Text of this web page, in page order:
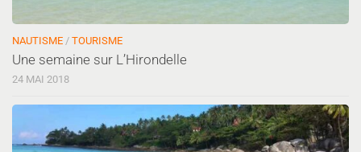
NAUTISME / TOURISME
Une semaine sur L’Hirondelle
24 MAI 2018